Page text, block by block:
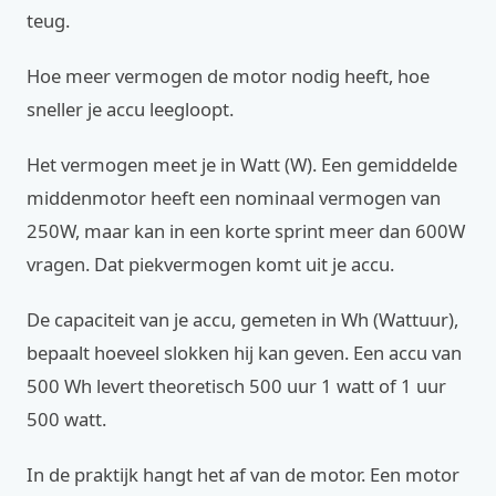
teug.
Hoe meer vermogen de motor nodig heeft, hoe
sneller je accu leegloopt.
Het vermogen meet je in Watt (W). Een gemiddelde
middenmotor heeft een nominaal vermogen van
250W, maar kan in een korte sprint meer dan 600W
vragen. Dat piekvermogen komt uit je accu.
De capaciteit van je accu, gemeten in Wh (Wattuur),
bepaalt hoeveel slokken hij kan geven. Een accu van
500 Wh levert theoretisch 500 uur 1 watt of 1 uur
500 watt.
In de praktijk hangt het af van de motor. Een motor